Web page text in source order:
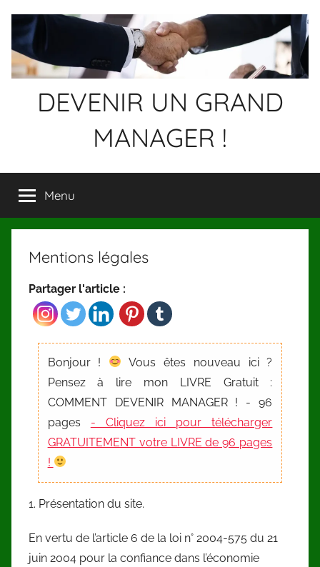
contenu
DEVENIR UN GRAND
MANAGER !
GRAND
MANAGER
!
Menu
Mentions légales
Partager l'article :
Bonjour !
Vous êtes nouveau ici ?
Pensez à lire mon LIVRE Gratuit :
COMMENT DEVENIR MANAGER ! - 96
pages - Cliquez ici pour télécharger
GRATUITEMENT votre LIVRE de 96 pages
!
1. Présentation du site.
En vertu de l’article 6 de la loi n° 2004-575 du 21
juin 2004 pour la confiance dans l’économie